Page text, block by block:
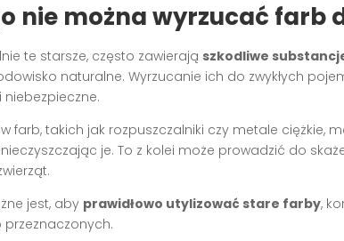
nie można wyrzucać farb
te starsze, często zawierają szkodliwe
naturalne. Wyrzucanie ich do zwykłych
niebezpieczne.
farb, takich jak rozpuszczalniki czy metale ciężkie,
je. To z kolei może prowadzić do
jest, aby prawidłowo utylizować stare farby,